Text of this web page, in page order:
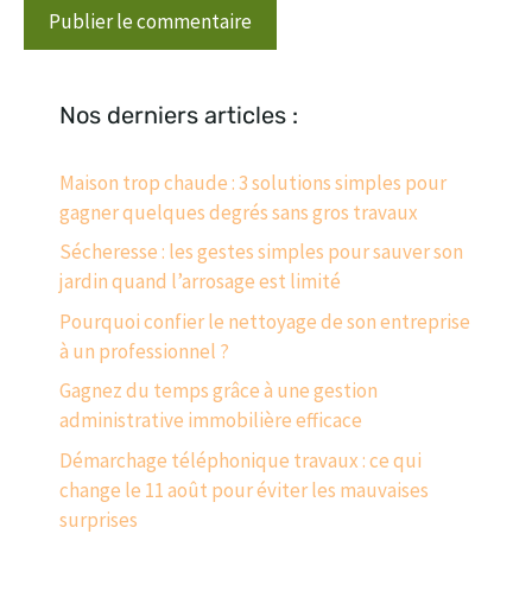
Nos derniers articles :
Maison trop chaude : 3 solutions simples pour
gagner quelques degrés sans gros travaux
Sécheresse : les gestes simples pour sauver son
jardin quand l’arrosage est limité
Pourquoi confier le nettoyage de son entreprise
à un professionnel ?
Gagnez du temps grâce à une gestion
administrative immobilière efficace
Démarchage téléphonique travaux : ce qui
change le 11 août pour éviter les mauvaises
surprises